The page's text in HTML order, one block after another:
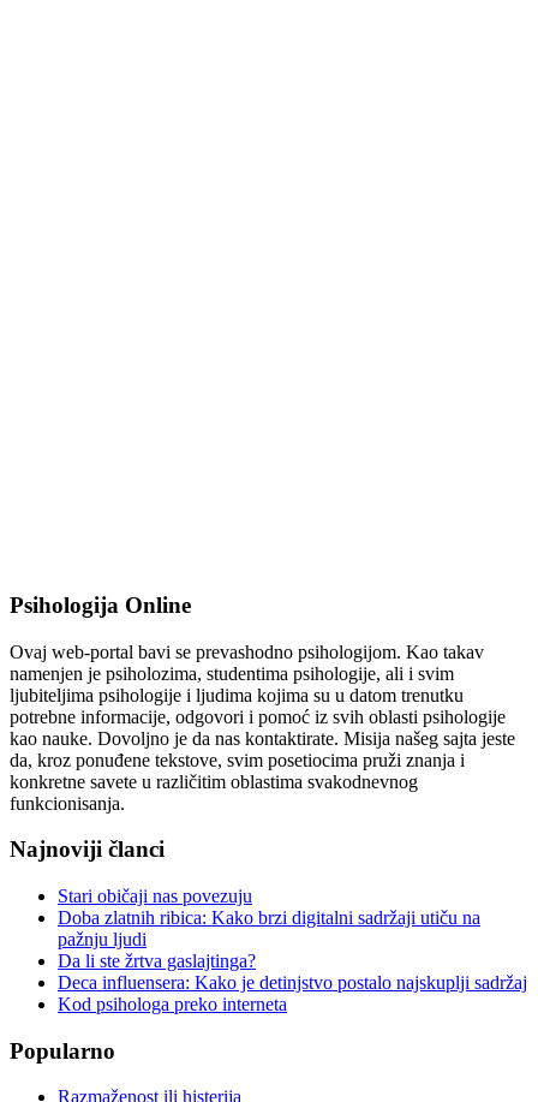
Psihologija Online
Ovaj web-portal bavi se prevashodno psihologijom. Kao takav
namenjen je psiholozima, studentima psihologije, ali i svim
ljubiteljima psihologije i ljudima kojima su u datom trenutku
potrebne informacije, odgovori i pomoć iz svih oblasti psihologije
kao nauke. Dovoljno je da nas kontaktirate. Misija našeg sajta jeste
da, kroz ponuđene tekstove, svim posetiocima pruži znanja i
konkretne savete u različitim oblastima svakodnevnog
funkcionisanja.
Najnoviji članci
Stari običaji nas povezuju
Doba zlatnih ribica: Kako brzi digitalni sadržaji utiču na
pažnju ljudi
Da li ste žrtva gaslajtinga?
Deca influensera: Kako je detinjstvo postalo najskuplji sadržaj
Kod psihologa preko interneta
Popularno
Razmaženost ili histerija